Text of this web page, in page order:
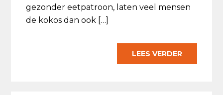
gezonder eetpatroon, laten veel mensen
de kokos dan ook […]
LEES VERDER